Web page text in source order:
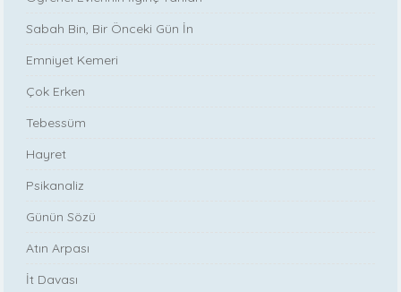
Sabah Bin, Bir Önceki Gün İn
Emniyet Kemeri
Çok Erken
Tebessüm
Hayret
Psikanaliz
Günün Sözü
Atın Arpası
İt Davası